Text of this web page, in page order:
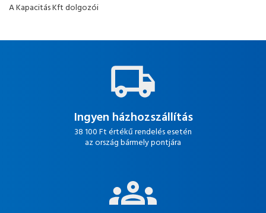
A Kapacitás Kft dolgozói
Ingyen házhozszállítás
38 100 Ft értékű rendelés esetén
az ország bármely pontjára